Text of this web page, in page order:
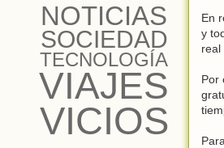
En
y
real
Por
NOTICIAS
SOCIEDAD
TECNOLOGÍA
VIAJES
VICIOS